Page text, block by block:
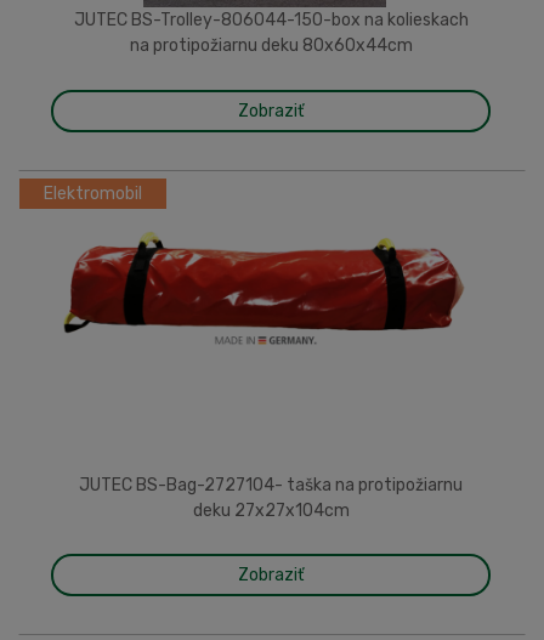
JUTEC BS-Trolley-806044-150-box na kolieskach
na protipožiarnu deku 80x60x44cm
Zobraziť
Elektromobil
JUTEC BS-Bag-2727104- taška na protipožiarnu
deku 27x27x104cm
Zobraziť